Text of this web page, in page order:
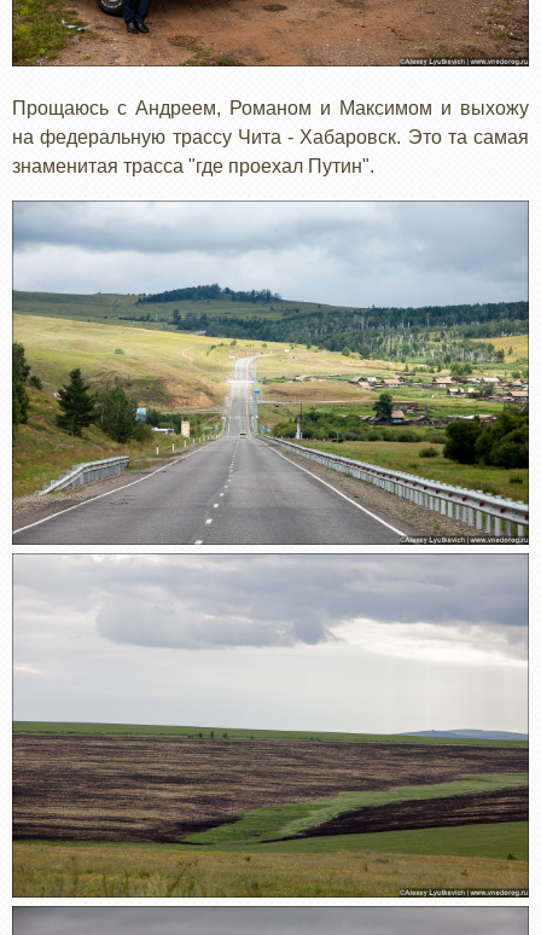
Прощаюсь с Андреем, Романом и Максимом и выхожу
на федеральную трассу Чита - Хабаровск. Это та самая
знаменитая трасса "где проехал Путин".